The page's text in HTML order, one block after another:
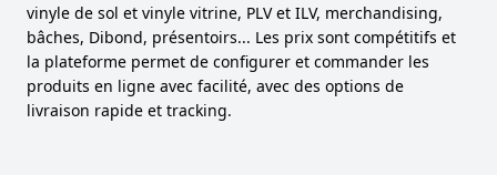
vinyle de sol et vinyle vitrine, PLV et ILV, merchandising,
bâches, Dibond, présentoirs... Les prix sont compétitifs et
la plateforme permet de configurer et commander les
produits en ligne avec facilité, avec des options de
livraison rapide et tracking.